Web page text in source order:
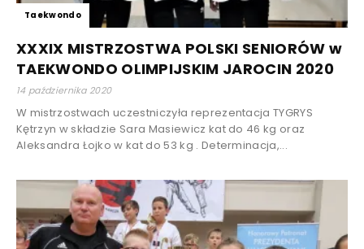
Taekwondo
XXXIX MISTRZOSTWA POLSKI SENIORÓW w
TAEKWONDO OLIMPIJSKIM JAROCIN 2020
14 października 2020
W mistrzostwach uczestniczyła reprezentacja TYGRYS
Kętrzyn w składzie Sara Masiewicz kat do 46 kg oraz
Aleksandra Łojko w kat do 53 kg . Determinacja,...